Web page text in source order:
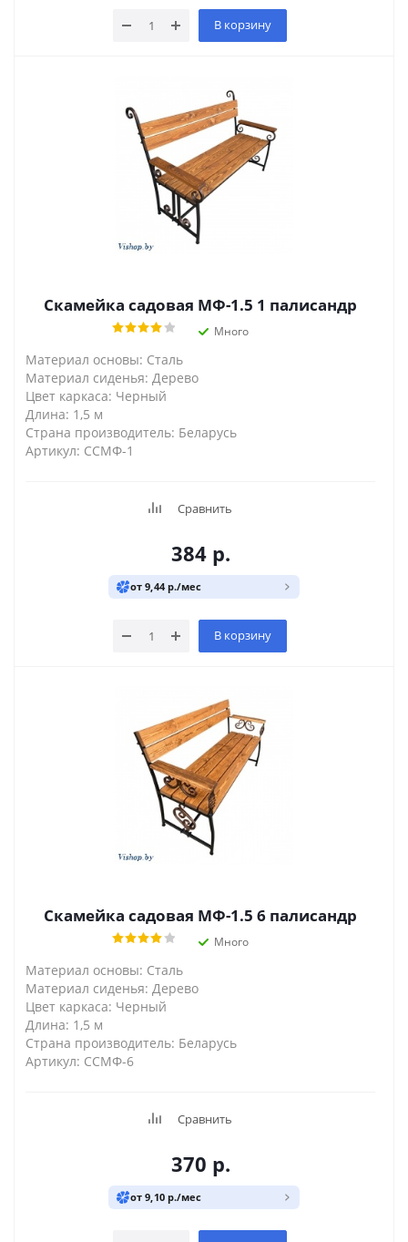
В корзину
Скамейка садовая МФ-1.5 1 палисандр
Много
Материал основы: Сталь
Материал сиденья: Дерево
Цвет каркаса: Черный
Длина: 1,5 м
Страна производитель: Беларусь
Артикул: ССМФ-1
Сравнить
384 р.
от 9,44 р./мес
В корзину
Скамейка садовая МФ-1.5 6 палисандр
Много
Материал основы: Сталь
Материал сиденья: Дерево
Цвет каркаса: Черный
Длина: 1,5 м
Страна производитель: Беларусь
Артикул: ССМФ-6
Сравнить
370 р.
от 9,10 р./мес